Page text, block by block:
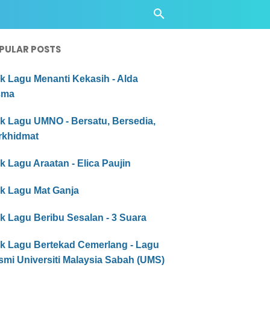
POSTS
Lagu Menanti Kekasih - Alda
Lagu UMNO - Bersatu, Bersedia,
Lagu Araatan - Elica Paujin
Lagu Mat Ganja
Lagu Beribu Sesalan - 3 Suara
Lagu Bertekad Cemerlang - Lagu
Universiti Malaysia Sabah (UMS)